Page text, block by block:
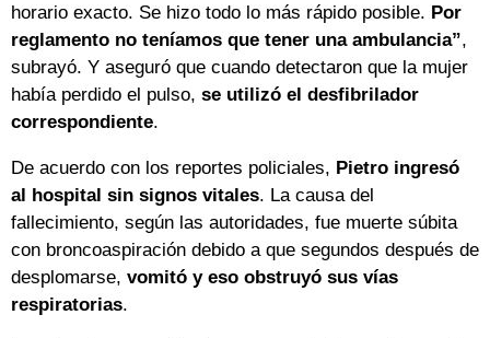
horario exacto. Se hizo todo lo más rápido posible. Por
reglamento no teníamos que tener una ambulancia”,
subrayó. Y aseguró que cuando detectaron que la mujer
había perdido el pulso, se utilizó el desfibrilador
correspondiente.
De acuerdo con los reportes policiales, Pietro ingresó
al hospital sin signos vitales. La causa del
fallecimiento, según las autoridades, fue muerte súbita
con broncoaspiración debido a que segundos después de
desplomarse, vomitó y eso obstruyó sus vías
respiratorias.